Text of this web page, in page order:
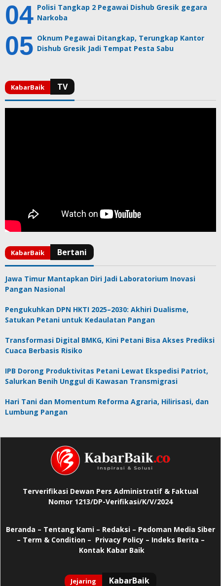
Polisi Tangkap 2 Pegawai Dishub Gresik gegara
Narkoba
Oknum Pegawai Ditangkap, Terungkap Kantor
Dishub Gresik Jadi Tempat Pesta Sabu
Jawa Timur Mantapkan Diri Jadi Laboratorium Inovasi
Pangan Nasional
Pengukuhkan DPN HKTI 2025–2030: Akhiri Dualisme,
Satukan Petani untuk Kedaulatan Pangan
Transformasi Digital BMKG, Kini Petani Bisa Akses Prediksi
Cuaca Berbasis Risiko
IPB Dorong Produktivitas Petani Lewat Ekspedisi Patriot,
Salurkan Benih Unggul di Kawasan Transmigrasi
Hari Tani dan Momentum Reforma Agraria, Hilirisasi, dan
Lumbung Pangan
Terverifikasi Dewan Pers Administratif & Faktual
Nomor 1213/DP-Verifikasi/K/V/2024
Beranda – Tentang Kami – Redaksi – Pedoman Media Siber
– Term & Condition – Privacy Policy– Indeks Berita –
Kontak Kabar Baik